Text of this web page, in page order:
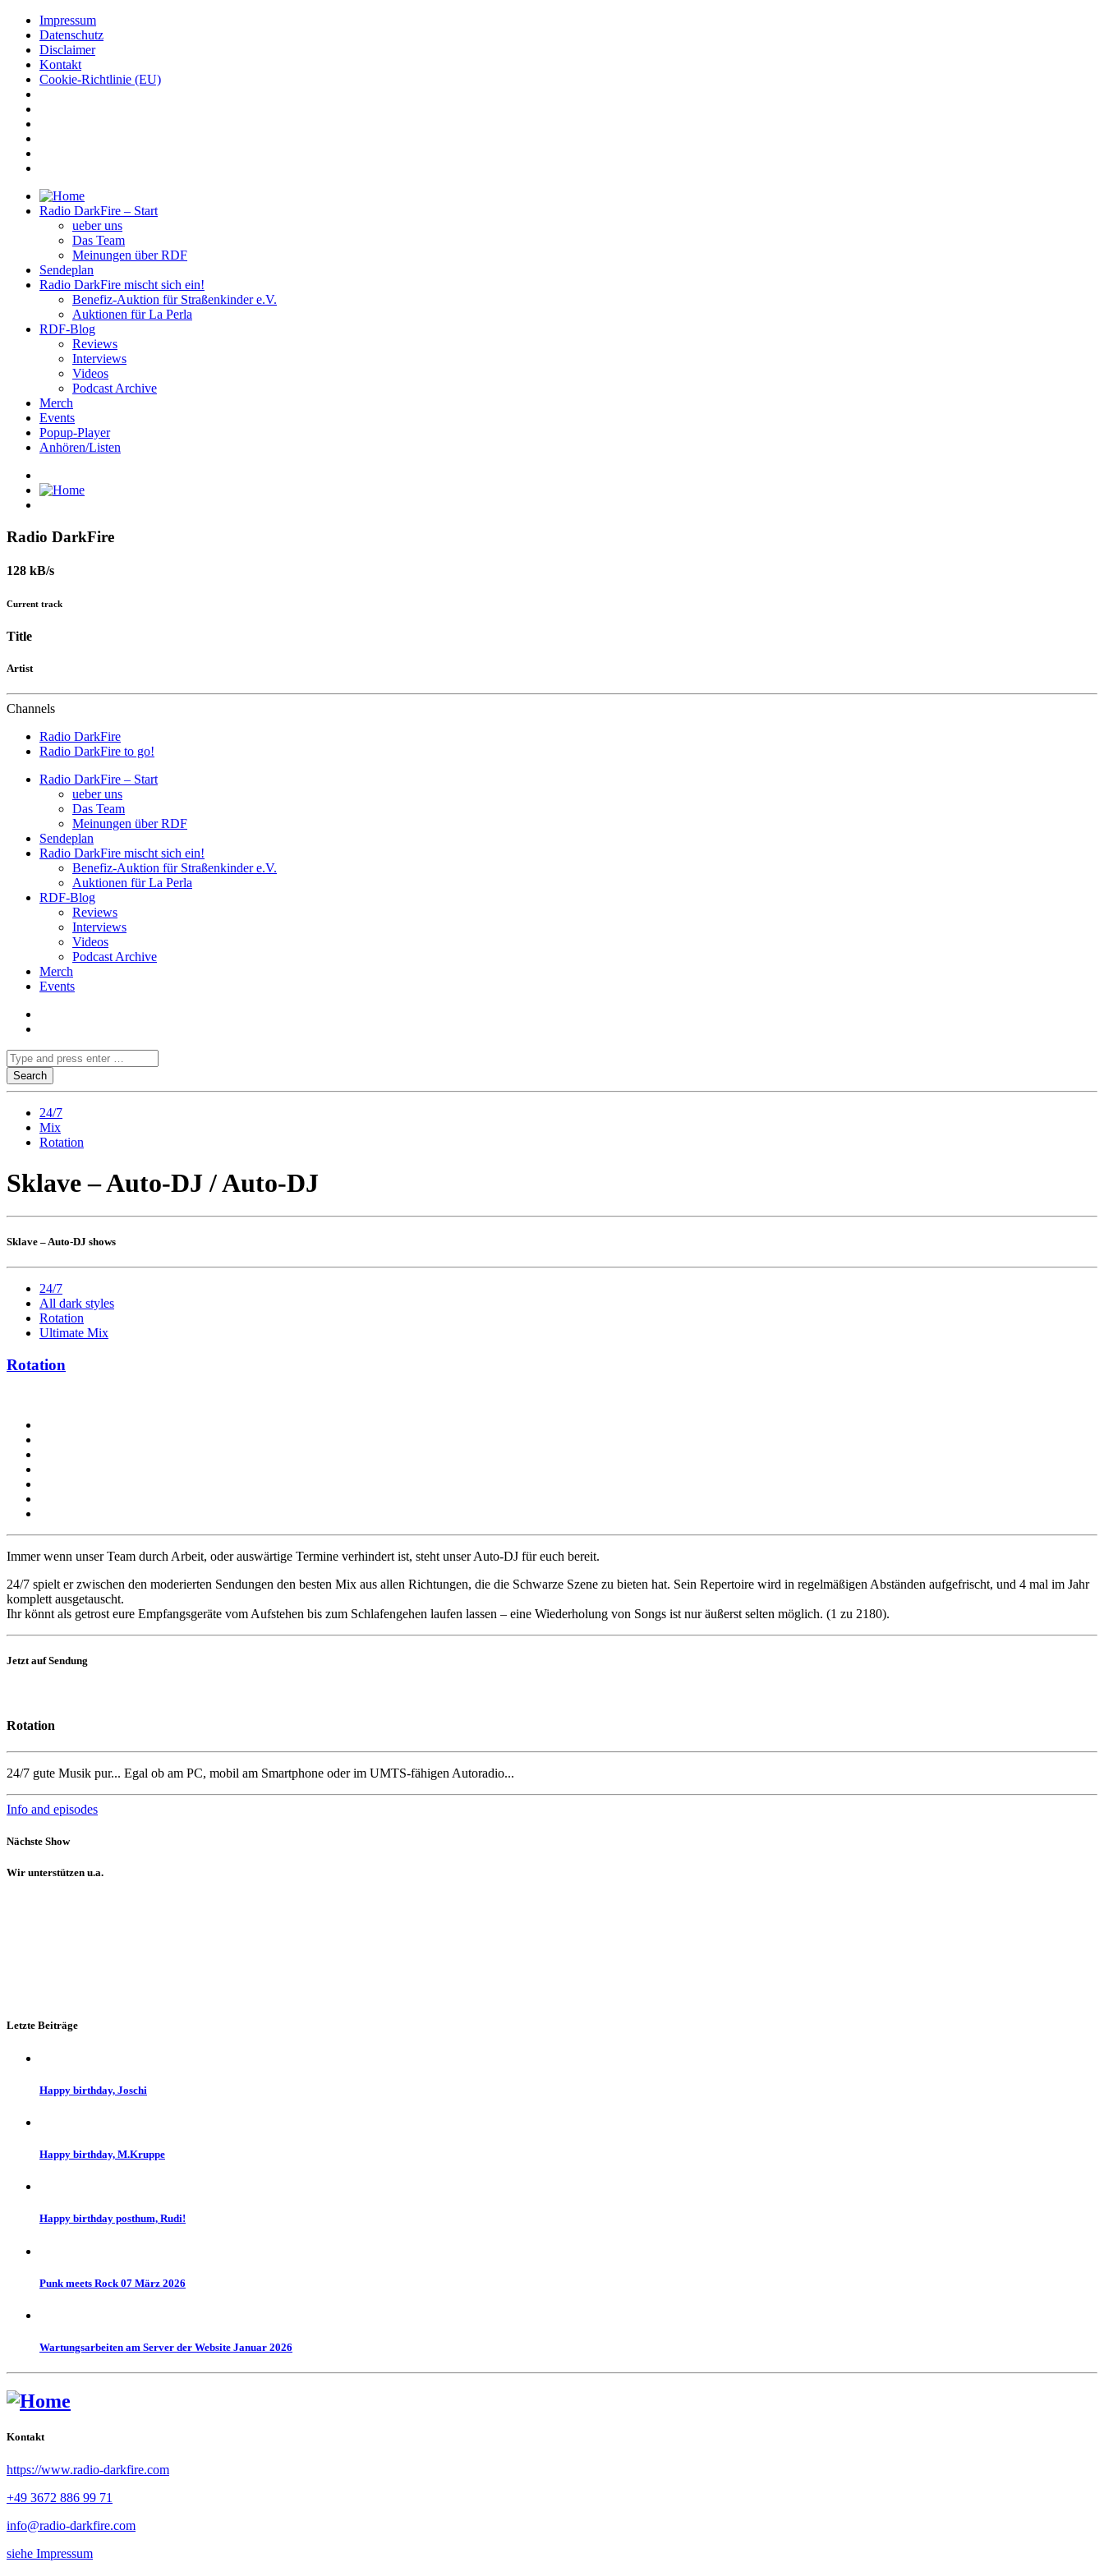
Impressum
Datenschutz
Disclaimer
Kontakt
Cookie-Richtlinie (EU)
Radio DarkFire – Start
ueber uns
Das Team
Meinungen über RDF
Sendeplan
Radio DarkFire mischt sich ein!
Benefiz-Auktion für Straßenkinder e.V.
Auktionen für La Perla
RDF-Blog
Reviews
Interviews
Videos
Podcast Archive
Merch
Events
Popup-Player
Anhören/Listen
Radio DarkFire
128 kB/s
Current track
Title
Artist
Channels
Radio DarkFire
Radio DarkFire to go!
Radio DarkFire – Start
ueber uns
Das Team
Meinungen über RDF
Sendeplan
Radio DarkFire mischt sich ein!
Benefiz-Auktion für Straßenkinder e.V.
Auktionen für La Perla
RDF-Blog
Reviews
Interviews
Videos
Podcast Archive
Merch
Events
24/7
Mix
Rotation
Sklave – Auto-DJ / Auto-DJ
Sklave – Auto-DJ shows
24/7
All dark styles
Rotation
Ultimate Mix
Rotation
Immer wenn unser Team durch Arbeit, oder auswärtige Termine verhindert ist, steht unser Auto-DJ für euch bereit.
24/7 spielt er zwischen den moderierten Sendungen den besten Mix aus allen Richtungen, die die Schwarze Szene zu bieten hat. Sein Repertoire wird in regelmäßigen Abständen aufgefrischt, und 4 mal im Jahr
komplett ausgetauscht.
Ihr könnt als getrost eure Empfangsgeräte vom Aufstehen bis zum Schlafengehen laufen lassen – eine Wiederholung von Songs ist nur äußerst selten möglich. (1 zu 2180).
Jetzt auf Sendung
Rotation
24/7 gute Musik pur... Egal ob am PC, mobil am Smartphone oder im UMTS-fähigen Autoradio...
Info and episodes
Nächste Show
Wir unterstützen u.a.
Letzte Beiträge
Happy birthday, Joschi
Happy birthday, M.Kruppe
Happy birthday posthum, Rudi!
Punk meets Rock 07 März 2026
Wartungsarbeiten am Server der Website Januar 2026
Kontakt
https://www.radio-darkfire.com
+49 3672 886 99 71
info@radio-darkfire.com
siehe Impressum